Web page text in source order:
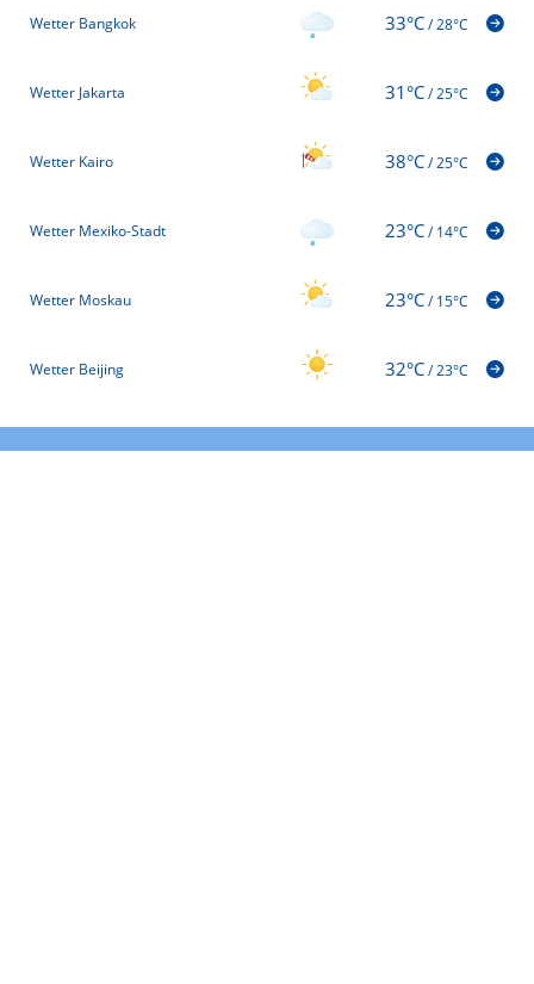
Wetter Bangkok 33°C/28°C
Wetter Jakarta 31°C/25°C
Wetter Kairo 38°C/25°C
Wetter Mexiko-Stadt 23°C/14°C
Wetter Moskau 23°C/15°C
Wetter Beijing 32°C/23°C